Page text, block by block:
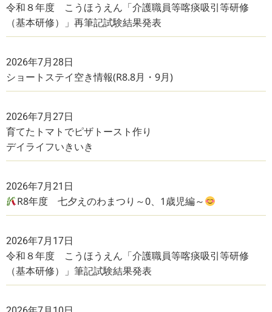
令和８年度 こうほうえん「介護職員等喀痰吸引等研修
（基本研修）」再筆記試験結果発表
2026年7月28日
ショートステイ空き情報(R8.8月・9月)
2026年7月27日
育てたトマトでピザトースト作り
デイライフいきいき
2026年7月21日
R8年度 七夕えのわまつり～0、1歳児編～
2026年7月17日
令和８年度 こうほうえん「介護職員等喀痰吸引等研修
（基本研修）」筆記試験結果発表